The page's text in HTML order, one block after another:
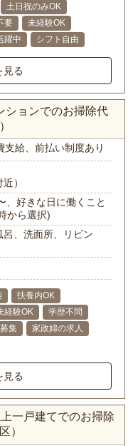
土日祝のみOK
要
未経験OK
躍中 シフト自由
見る
ションでのお掃除代
支給、前払い制度あり
）
、好きな日に働くこと
から選択)
、洗面所、リビン
扶養内OK
経験OK
学歴不問
集
家政婦の求人
見る
一戸建てでのお掃除
）